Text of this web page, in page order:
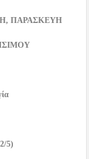
ΠΑΡΑΣΚΕΥΗ
2/5)